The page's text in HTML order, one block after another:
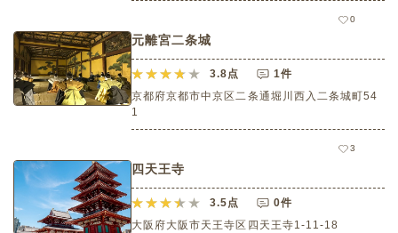
0
元離宮二条城
3.8点
1件
京都府京都市中京区二条通堀川西入二条城町54
1
3
四天王寺
3.5点
0件
大阪府大阪市天王寺区四天王寺1-11-18